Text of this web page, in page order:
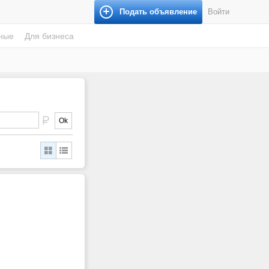
Подать объявление Войти
Для бизнеса
Ok